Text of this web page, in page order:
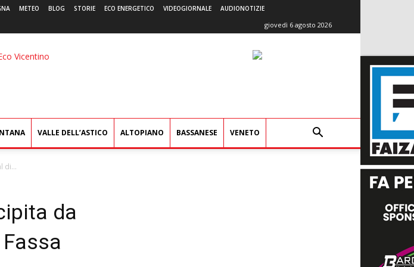
METEO BLOG STORIE ECO ENERGETICO VIDEOGIORNALE AUDIONOTIZIE
giovedì 6 agosto 2026
L'Eco
VALLE DELL’ASTICO ALTOPIANO BASSANESE VENETO
di...
da